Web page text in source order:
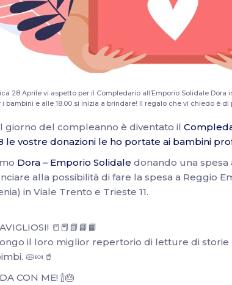
28 Aprile vi aspetto per il Compledario all’Emporio Solidale Dora
i bambini e alle 18.00 si inizia a brindare! Il regalo che vi chiedo è
giorno del compleanno è diventato il
le vostre donazioni le ho portate ai bambini
Dora – Emporio Solidale donando una spesa
alla possibilità di fare la spesa a Reggio
in Viale Trento e Trieste 11.
📒📕📗📘📙
il loro miglior repertorio di letture di storie
🥧🍬🥤
CON ME! 🍾🎂